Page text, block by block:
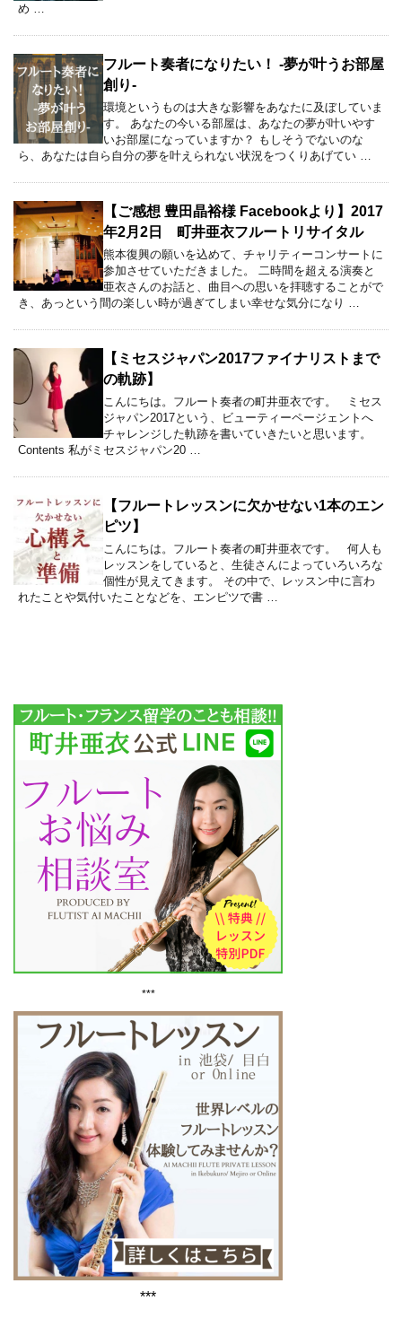
め …
フルート奏者になりたい！ -夢が叶うお部屋
創り-
環境というものは大きな影響をあなたに及ぼしていま
す。 あなたの今いる部屋は、あなたの夢が叶いやす
いお部屋になっていますか？ もしそうでないのな
ら、あなたは自ら自分の夢を叶えられない状況をつくりあげてい …
【ご感想 豊田晶裕様 Facebookより】2017
年2月2日 町井亜衣フルートリサイタル
熊本復興の願いを込めて、チャリティーコンサートに
参加させていただきました。 二時間を超える演奏と
亜衣さんのお話と、曲目への思いを拝聴することがで
き、あっという間の楽しい時が過ぎてしまい幸せな気分になり …
【ミセスジャパン2017ファイナリストまで
の軌跡】
こんにちは。フルート奏者の町井亜衣です。 ミセス
ジャパン2017という、ビューティーページェントへ
チャレンジした軌跡を書いていきたいと思います。
Contents 私がミセスジャパン20 …
【フルートレッスンに欠かせない1本のエン
ピツ】
こんにちは。フルート奏者の町井亜衣です。 何人も
レッスンをしていると、生徒さんによっていろいろな
個性が見えてきます。 その中で、レッスン中に言わ
れたことや気付いたことなどを、エンピツで書 …
***
***